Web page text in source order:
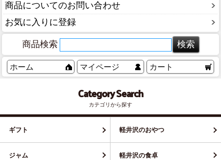
商品についてのお問い合わせ
お気に入りに登録
商品検索
ホーム マイページ カート
Category Search
カテゴリから探す
ギフト 軽井沢のおやつ
ジャム 軽井沢の食卓